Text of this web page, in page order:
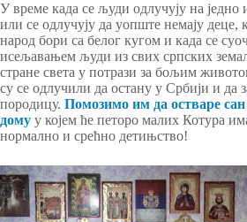
У време када се људи одлучују на једно
или се одлучују да уопште немају деце,
народ бори са белог кугом и када се
исељавањем људи из свих српских
стране света у потрази за бољим
су се одлучили да остану у Србији и да
породицу. Помозимо им да остваре
дому у којем ће петоро малих Котура
нормално и срећно детињство!